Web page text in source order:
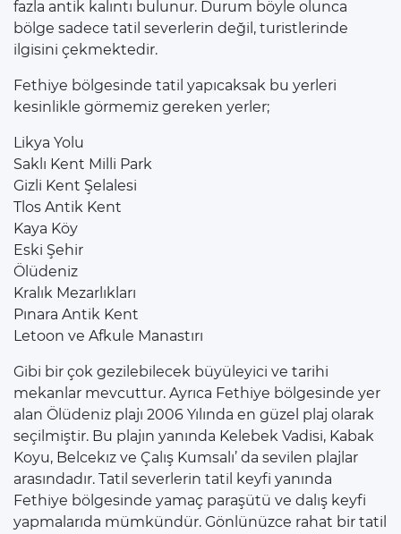
fazla antik kalıntı bulunur. Durum böyle olunca
bölge sadece tatil severlerin değil, turistlerinde
ilgisini çekmektedir.
Fethiye bölgesinde tatil yapıcaksak bu yerleri
kesinlikle görmemiz gereken yerler;
Likya Yolu
Saklı Kent Milli Park
Gizli Kent Şelalesi
Tlos Antik Kent
Kaya Köy
Eski Şehir
Ölüdeniz
Kralık Mezarlıkları
Pınara Antik Kent
Letoon ve Afkule Manastırı
Gibi bir çok gezilebilecek büyüleyici ve tarihi
mekanlar mevcuttur. Ayrıca Fethiye bölgesinde yer
alan Ölüdeniz plajı 2006 Yılında en güzel plaj olarak
seçilmiştir. Bu plajın yanında Kelebek Vadisi, Kabak
Koyu, Belcekız ve Çalış Kumsalı’ da sevilen plajlar
arasındadır. Tatil severlerin tatil keyfi yanında
Fethiye bölgesinde yamaç paraşütü ve dalış keyfi
yapmalarıda mümkündür. Gönlünüzce rahat bir tatil